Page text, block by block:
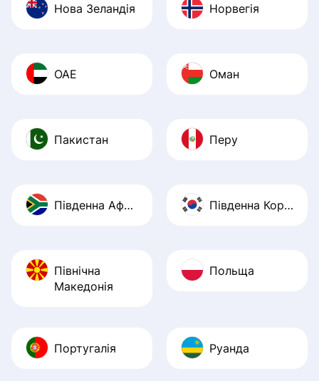
Нова Зеландія Норвегія
ОАЕ Оман
Пакистан Перу
Південна Африка Південна Корея
Північна
Македонія
Польща
Португалія Руанда